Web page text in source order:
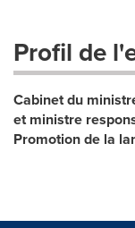
Profil de
Cabinet du
et ministre
Promotion de la